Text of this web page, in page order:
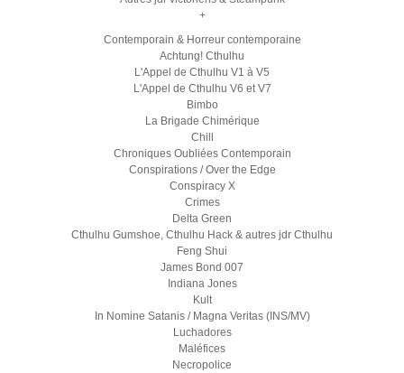
+
Contemporain & Horreur contemporaine
Achtung! Cthulhu
L'Appel de Cthulhu V1 à V5
L'Appel de Cthulhu V6 et V7
Bimbo
La Brigade Chimérique
Chill
Chroniques Oubliées Contemporain
Conspirations / Over the Edge
Conspiracy X
Crimes
Delta Green
Cthulhu Gumshoe, Cthulhu Hack & autres jdr Cthulhu
Feng Shui
James Bond 007
Indiana Jones
Kult
In Nomine Satanis / Magna Veritas (INS/MV)
Luchadores
Maléfices
Necropolice